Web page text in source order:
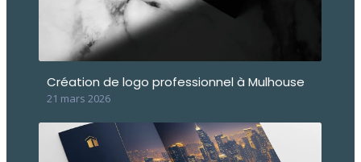
Création de logo professionnel à Mulhouse
21 mars 2026